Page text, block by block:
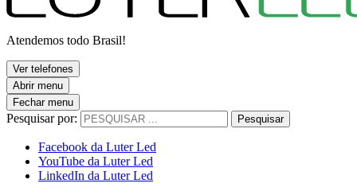
Atendemos todo Brasil!
Ver telefones
Abrir menu
Fechar menu
Pesquisar por: Pesquisar
Facebook da Luter Led
YouTube da Luter Led
LinkedIn da Luter Led